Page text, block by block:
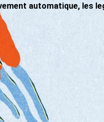
automatique, les